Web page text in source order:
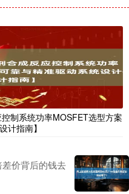
制系统功率MOSFET选型方案
指南】
价背后的钱去